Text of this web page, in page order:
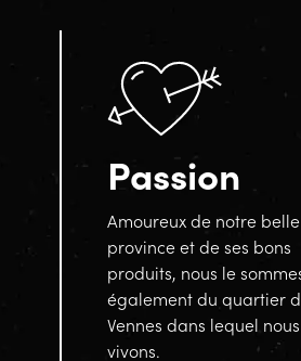
Passion
Amoureux de notre belle
province et de ses bons
produits, nous le
également du quartier
Vennes dans lequel nous
vivons.